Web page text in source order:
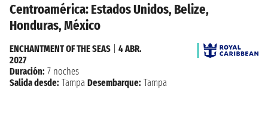
Centroamérica: Estados Unidos, Belize,
Honduras, México
ENCHANTMENT OF THE SEAS
4 ABR.
2027
Duración: 7 noches
Salida desde: Tampa Desembarque: Tampa